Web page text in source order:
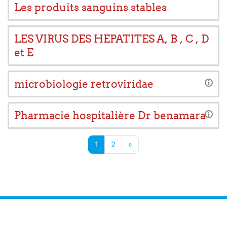
Les produits sanguins stables
LES VIRUS DES HEPATITES A, B , C , D
et E
microbiologie retroviridae
Pharmacie hospitalière Dr benamara
1 Page 1
2 Page 2
»